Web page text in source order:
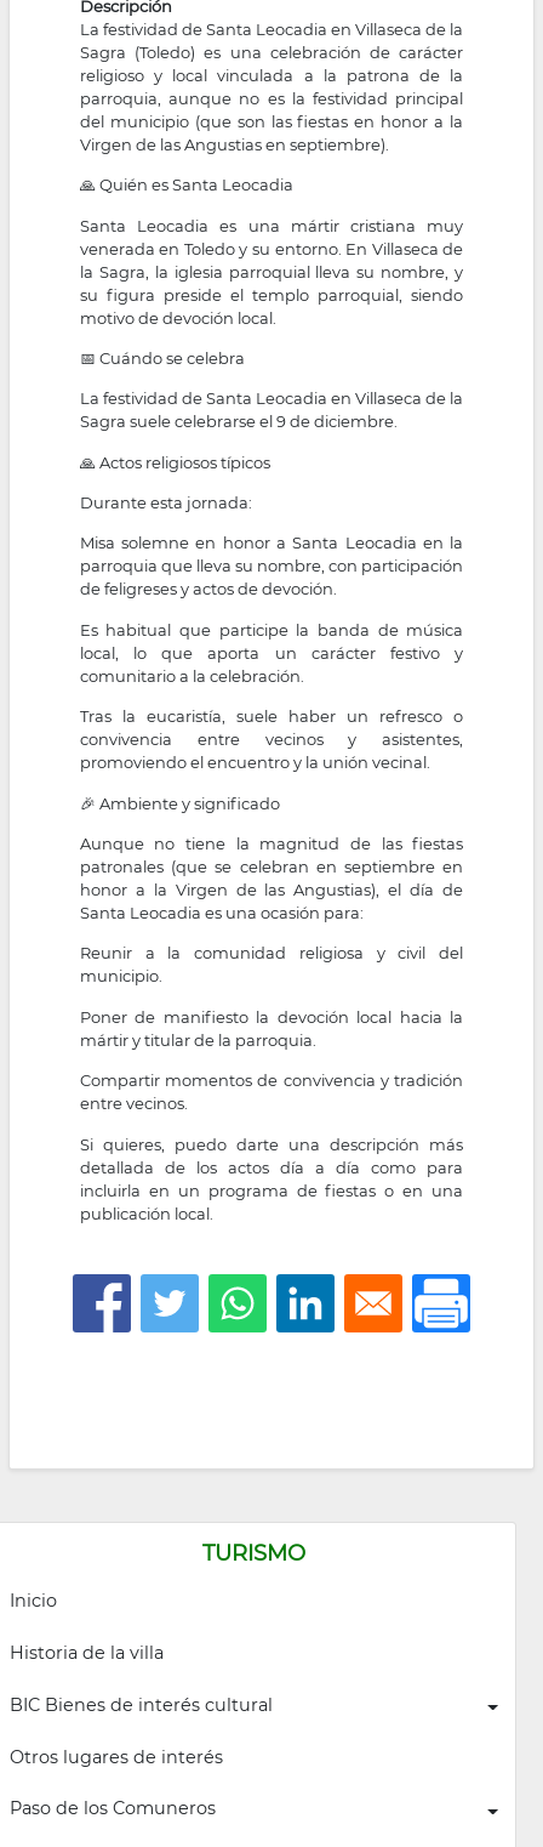
TURISMO
Inicio
Historia de la villa
BIC Bienes de interés cultural
Otros lugares de interés
Paso de los Comuneros
Descripción
La festividad de Santa Leocadia en Villaseca de la
Sagra (Toledo) es una celebración de carácter
religioso y local vinculada a la patrona de la
parroquia, aunque no es la festividad principal
del municipio (que son las fiestas en honor a la
Virgen de las Angustias en septiembre).
🙏 Quién es Santa Leocadia
Santa Leocadia es una mártir cristiana muy
venerada en Toledo y su entorno. En Villaseca de
la Sagra, la iglesia parroquial lleva su nombre, y
su figura preside el templo parroquial, siendo
motivo de devoción local.
📅 Cuándo se celebra
La festividad de Santa Leocadia en Villaseca de la
Sagra suele celebrarse el 9 de diciembre.
🙏 Actos religiosos típicos
Durante esta jornada:
Misa solemne en honor a Santa Leocadia en la
parroquia que lleva su nombre, con participación
de feligreses y actos de devoción.
Es habitual que participe la banda de música
local, lo que aporta un carácter festivo y
comunitario a la celebración.
Tras la eucaristía, suele haber un refresco o
convivencia entre vecinos y asistentes,
promoviendo el encuentro y la unión vecinal.
🎉 Ambiente y significado
Aunque no tiene la magnitud de las fiestas
patronales (que se celebran en septiembre en
honor a la Virgen de las Angustias), el día de
Santa Leocadia es una ocasión para:
Reunir a la comunidad religiosa y civil del
municipio.
Poner de manifiesto la devoción local hacia la
mártir y titular de la parroquia.
Compartir momentos de convivencia y tradición
entre vecinos.
Si quieres, puedo darte una descripción más
detallada de los actos día a día como para
incluirla en un programa de fiestas o en una
publicación local.